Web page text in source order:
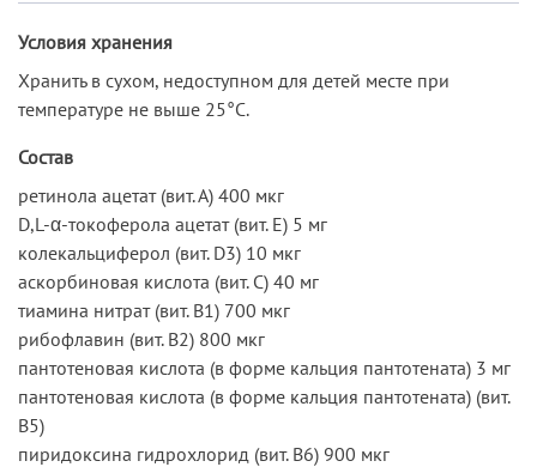
Условия хранения
Хранить в сухом, недоступном для детей месте при
температуре не выше 25°С.
Состав
ретинола ацетат (вит. А) 400 мкг
D,L-α-токоферола ацетат (вит. E) 5 мг
колекальциферол (вит. D3) 10 мкг
аскорбиновая кислота (вит. С) 40 мг
тиамина нитрат (вит. B1) 700 мкг
рибофлавин (вит. B2) 800 мкг
пантотеновая кислота (в форме кальция пантотената) 3 мг
пантотеновая кислота (в форме кальция пантотената) (вит.
В5)
пиридоксина гидрохлорид (вит. B6) 900 мкг